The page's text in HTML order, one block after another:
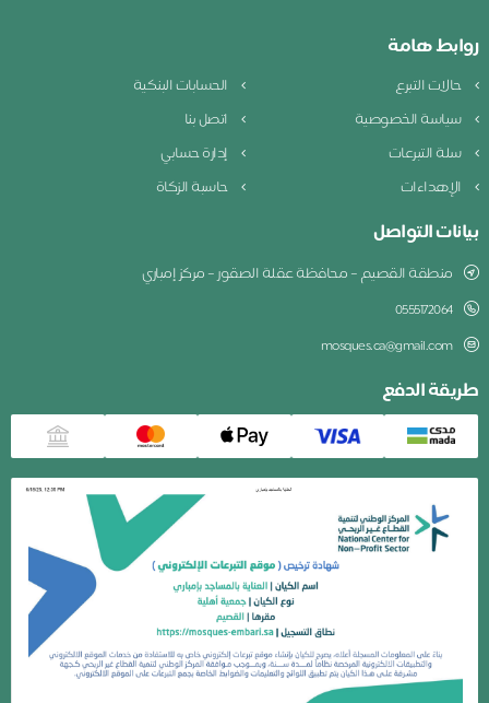
روابط هامة
حالات التبرع
الحسابات البنكية
سياسة الخصوصية
اتصل بنا
سلة التبرعات
إدارة حسابي
الإهداءات
حاسبة الزكاة
بيانات التواصل
منطقة القصيم – محافظة عقلة الصقور – مركز إمباري
0555172064
mosques.ca@gmail.com
طريقة الدفع